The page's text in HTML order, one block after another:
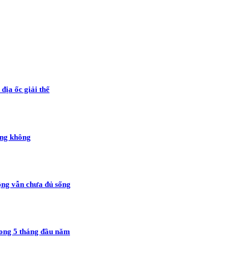
ốc giải thể
không
vẫn chưa đủ sống
5 tháng đầu năm